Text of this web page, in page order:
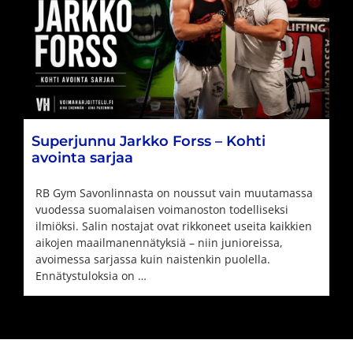
Superjunnu Jarkko Forss – Kohti
avointa sarjaa
RB Gym Savonlinnasta on noussut vain muutamassa
vuodessa suomalaisen voimanoston todelliseksi
ilmiöksi. Salin nostajat ovat rikkoneet useita kaikkien
aikojen maailmanennätyksiä – niin junioreissa,
avoimessa sarjassa kuin naistenkin puolella.
Ennätystuloksia on …